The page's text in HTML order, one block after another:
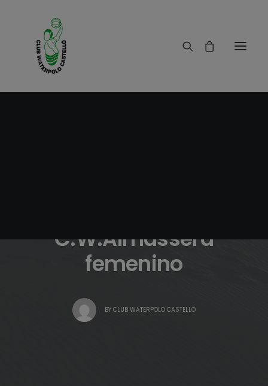
C.W.Almàssera
femenino
BY CLUB WATERPOLO CASTELLÓ